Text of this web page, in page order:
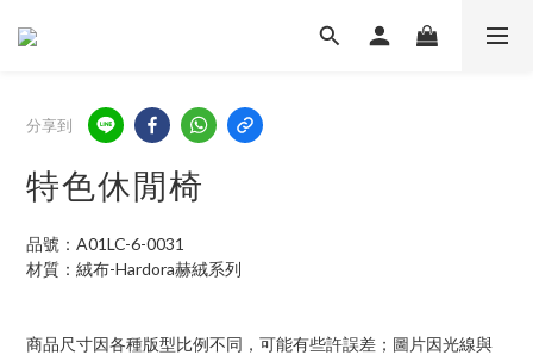
分享到
特色休閒椅
品號：A01LC-6-0031
材質：絨布-Hardora赫絨系列
商品尺寸因各種版型比例不同，可能有些許誤差；圖片因光線與